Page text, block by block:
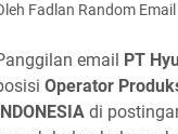
Fadlan Random Email
email PT
Operator
di